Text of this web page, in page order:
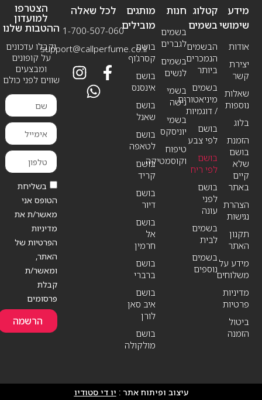
מידע
שימושי
אודות
יצירת
קשר
שאלות
נוספות
בלוג
הזמנת
בושם
שלא
קיים
באתר
הצהרת
נגישות
תקנון
האתר
מידע על
משלוחים
מדיניות
פרטיות
ביטול
הזמנה
חנות
בשמים
לגברים
בשמים
לנשים
בשמי
נישה
בשמי
יוניסקס
טיפוח
וקוסמטיקה
קטלוג
בשמים
הבשמים
הנמכרים
ביותר
בשמים
מיניאטורים
/ דוגמיות
בושם
לפי צבע
בושם
לפי ריח
בושם
לפני
עונה
בשמים
לבית
בשמים
נוספים
מותגים
מובילים
בושם
קסרג’וף
בושם
אינסנס
בושם
שאנל
בושם
לטאפה
בושם
קריד
בושם
דיור
בושם
אל
חרמין
בושם
ברברי
בושם
איב סאן
לורן
בושם
מולקולה
לכל שאלה
1-700-507-060
support@callperfume.co.il
הצטרפו
למועדון
ההטבות שלנו
וקבלו עדכונים
על קופונים
ומבצעים
שווים לפני כולם
בשליחת
הטופס אני
מאשר/ת את
מדיניות
הפרטיות של
האתר,
ומאשר/ת
קבלת
פרסומים
הרשמה
עיצוב ופיתוח אתר : יו די סטודיו